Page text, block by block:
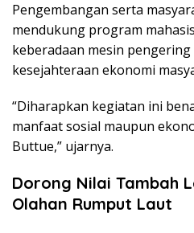
Pengembangan serta
mendukung program
keberadaan mesin
kesejahteraan ekonomi
“Diharapkan kegiatan ini
manfaat sosial maupun
Buttue,” ujarnya.
Dorong Nilai Tambah
Olahan Rumput Laut